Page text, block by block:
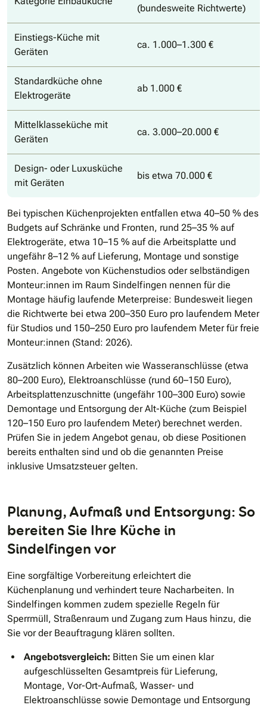
(bundesweite Richtwerte)
Einstiegs-Küche mit
Geräten
ca. 1.000–1.300 €
Standardküche ohne
Elektrogeräte
ab 1.000 €
Mittelklasseküche mit
Geräten
ca. 3.000–20.000 €
Design- oder Luxusküche
mit Geräten
bis etwa 70.000 €
Bei typischen Küchenprojekten entfallen etwa 40–50 % des
Budgets auf Schränke und Fronten, rund 25–35 % auf
Elektrogeräte, etwa 10–15 % auf die Arbeitsplatte und
ungefähr 8–12 % auf Lieferung, Montage und sonstige
Posten. Angebote von Küchenstudios oder selbständigen
Monteur:innen im Raum Sindelfingen nennen für die
Montage häufig laufende Meterpreise: Bundesweit liegen
die Richtwerte bei etwa 200–350 Euro pro laufendem Meter
für Studios und 150–250 Euro pro laufendem Meter für freie
Monteur:innen (Stand: 2026).
Zusätzlich können Arbeiten wie Wasseranschlüsse (etwa
80–200 Euro), Elektroanschlüsse (rund 60–150 Euro),
Arbeitsplattenzuschnitte (ungefähr 100–300 Euro) sowie
Demontage und Entsorgung der Alt-Küche (zum Beispiel
120–150 Euro pro laufendem Meter) berechnet werden.
Prüfen Sie in jedem Angebot genau, ob diese Positionen
bereits enthalten sind und ob die genannten Preise
inklusive Umsatzsteuer gelten.
Planung, Aufmaß und Entsorgung: So
bereiten Sie Ihre Küche in
Sindelfingen vor
Eine sorgfältige Vorbereitung erleichtert die
Küchenplanung und verhindert teure Nacharbeiten. In
Sindelfingen kommen zudem spezielle Regeln für
Sperrmüll, Straßenraum und Zugang zum Haus hinzu, die
Sie vor der Beauftragung klären sollten.
Angebotsvergleich: Bitten Sie um einen klar
aufgeschlüsselten Gesamtpreis für Lieferung,
Montage, Vor-Ort-Aufmaß, Wasser- und
Elektroanschlüsse sowie Demontage und Entsorgung